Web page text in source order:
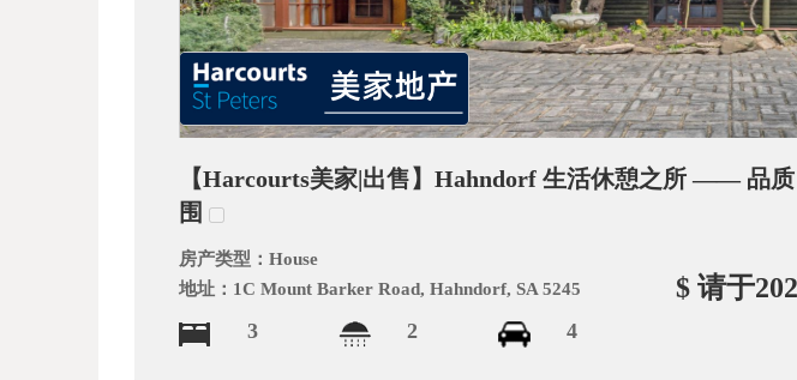
【Harcourts美家|出售】Hahndorf 生活休憩之所 —— 品质
围
房产类型：House
地址： 1C Mount Barker Road, Hahndorf, SA 5245
3 2 4
$ 请于